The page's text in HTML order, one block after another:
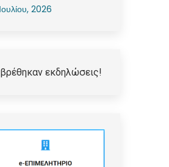
2026
εκδηλώσεις!